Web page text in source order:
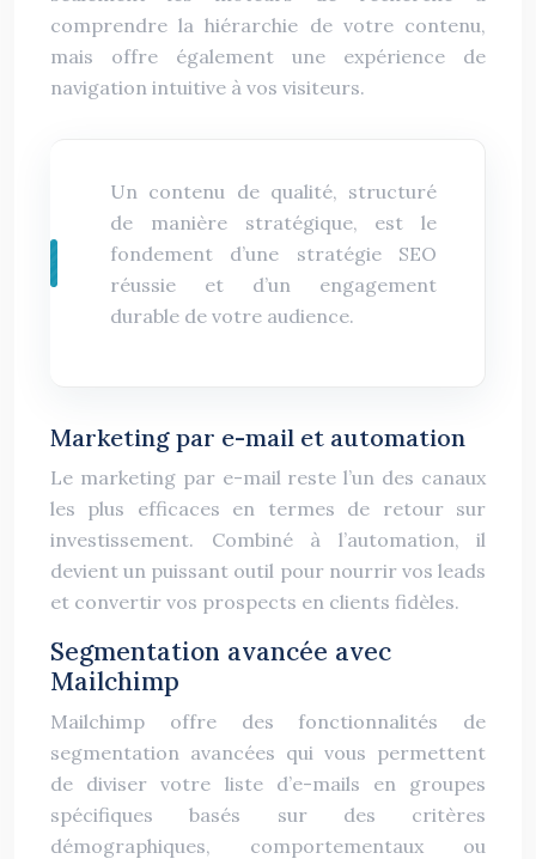
comprendre la hiérarchie de votre contenu,
mais offre également une expérience de
navigation intuitive à vos visiteurs.
Un contenu de qualité, structuré
de manière stratégique, est le
fondement d’une stratégie SEO
réussie et d’un engagement
durable de votre audience.
Marketing par e-mail et automation
Le marketing par e-mail reste l’un des canaux
les plus efficaces en termes de retour sur
investissement. Combiné à l’automation, il
devient un puissant outil pour nourrir vos leads
et convertir vos prospects en clients fidèles.
Segmentation avancée avec
Mailchimp
Mailchimp offre des fonctionnalités de
segmentation avancées qui vous permettent
de diviser votre liste d’e-mails en groupes
spécifiques basés sur des critères
démographiques, comportementaux ou